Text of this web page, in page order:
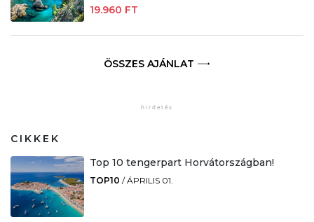
19.960 FT
ÖSSZES AJÁNLAT
CIKKEK
Top 10 tengerpart Horvátországban!
TOP10 /ÁPRILIS 01.